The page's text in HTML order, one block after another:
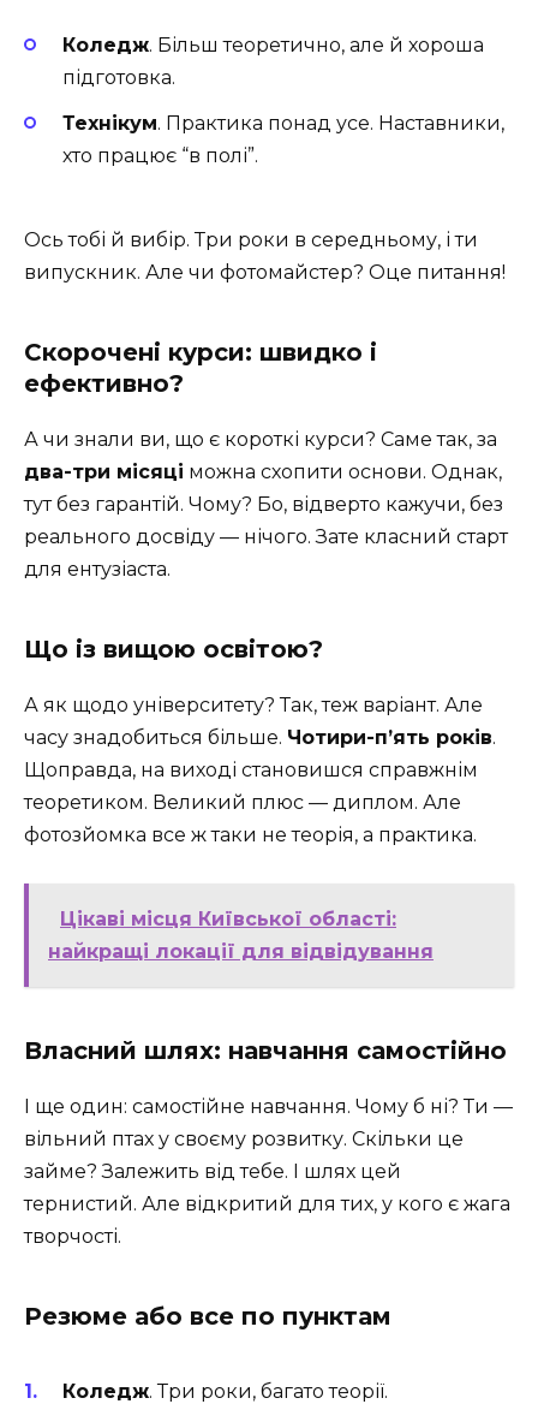
Коледж. Більш теоретично, але й хороша
підготовка.
Технікум. Практика понад усе. Наставники,
хто працює “в полі”.
Ось тобі й вибір. Три роки в середньому, і ти
випускник. Але чи фотомайстер? Оце питання!
Скорочені курси: швидко і
ефективно?
А чи знали ви, що є короткі курси? Саме так, за
два-три місяці можна схопити основи. Однак,
тут без гарантій. Чому? Бо, відверто кажучи, без
реального досвіду — нічого. Зате класний старт
для ентузіаста.
Що із вищою освітою?
А як щодо університету? Так, теж варіант. Але
часу знадобиться більше. Чотири-п’ять років.
Щоправда, на виході становишся справжнім
теоретиком. Великий плюс — диплом. Але
фотозйомка все ж таки не теорія, а практика.
Цікаві місця Київської області:
найкращі локації для відвідування
Власний шлях: навчання самостійно
І ще один: самостійне навчання. Чому б ні? Ти —
вільний птах у своєму розвитку. Скільки це
займе? Залежить від тебе. І шлях цей
тернистий. Але відкритий для тих, у кого є жага
творчості.
Резюме або все по пунктам
Коледж. Три роки, багато теорії.